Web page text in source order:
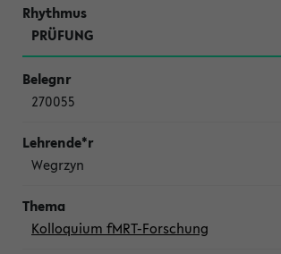
PRÜFUNG
270055
Wegrzyn
Kolloquium fMRT-Forschung